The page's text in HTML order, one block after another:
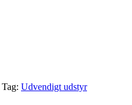
Tag: Udvendigt udstyr